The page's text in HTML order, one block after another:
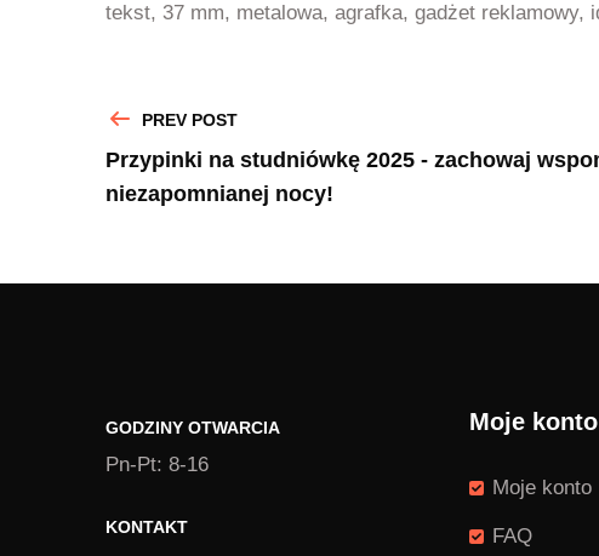
tekst, 37 mm, metalowa, agrafka, gadżet reklamowy,
PREV POST
Przypinki na studniówkę 2025 - zachowaj
niezapomnianej nocy!
GODZINY OTWARCIA
Pn-Pt: 8-16
KONTAKT
Moje konto
Moje konto
FAQ